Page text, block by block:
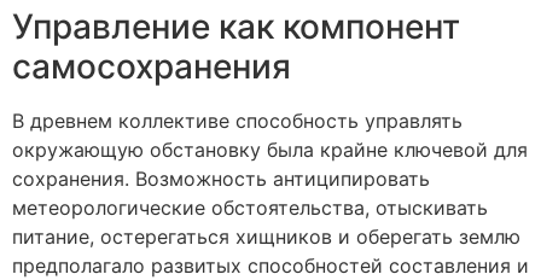
Управление как компонент
самосохранения
В древнем коллективе способность управлять
окружающую обстановку была крайне ключевой для
сохранения. Возможность антиципировать
метеорологические обстоятельства, отыскивать
питание, остерегаться хищников и оберегать землю
предполагало развитых способностей составления и